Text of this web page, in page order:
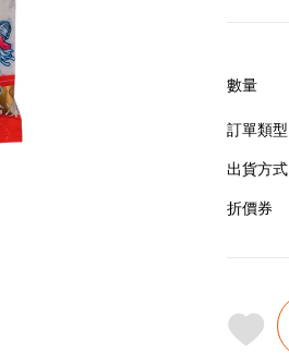
數量
訂單類型
出貨方式
折價券